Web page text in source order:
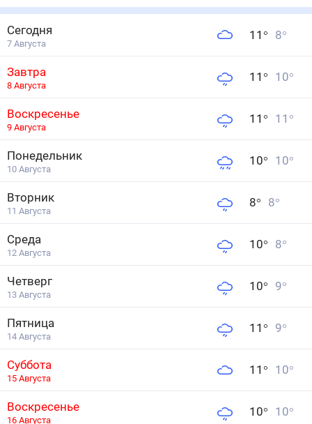
Сегодня
7 Августа
11 ° 8°
Завтра
8 Августа
11 ° 10°
Воскресенье
9 Августа
11 ° 11 °
Понедельник
10 Августа
10° 10°
Вторник
11 Августа
8° 8°
Среда
12 Августа
10° 8°
Четверг
13 Августа
10° 9°
Пятница
14 Августа
11 ° 9°
Суббота
15 Августа
11 ° 10°
Воскресенье
16 Августа
10° 10°